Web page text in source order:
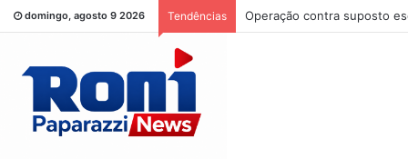
domingo, agosto 9 2026 Tendências Operação contra suposto